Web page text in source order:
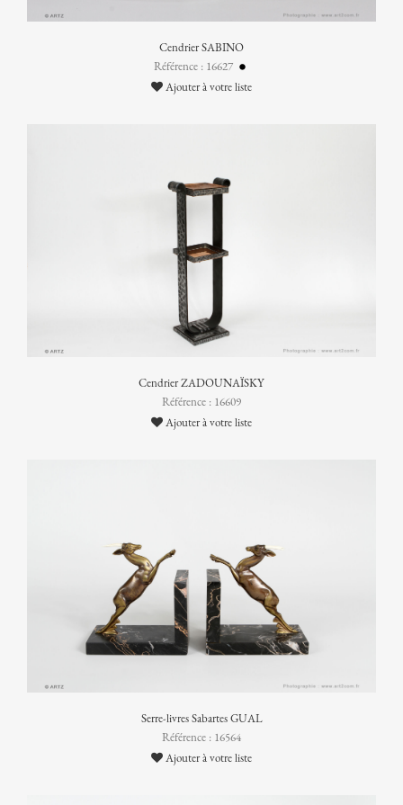
Cendrier SABINO
Référence : 16627
Ajouter à votre liste
Cendrier ZADOUNAÏSKY
Référence : 16609
Ajouter à votre liste
Serre-livres Sabartes GUAL
Référence : 16564
Ajouter à votre liste